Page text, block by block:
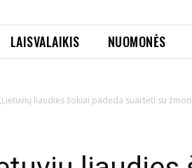
LAISVALAIKIS NUOMONĖS
liaudies šokiai padeda suartėti su